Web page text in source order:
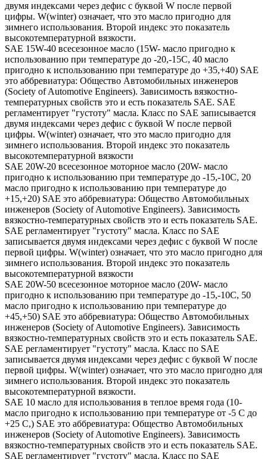
двумя индексами через дефис с буквой W после первой
цифры. W(winter) означает, что это масло пригодно для
зимнего использования. Второй индекс это показатель
высокотемпературной вязкости.
SAE 15W-40 всесезонное масло (15W- масло пригодно к
использованию при температуре до -20,-15С, 40 масло
пригодно к использованию при температуре до +35,+40) SAE
это аббревиатура: Общество Автомобильных инженеров
(Society of Automotive Engineers). Зависимость вязкостно-
температурных свойств это и есть показатель SAE. SAE
регламентирует "густоту" масла. Класс по SAE записывается
двумя индексами через дефис с буквой W после первой
цифры. W(winter) означает, что это масло пригодно для
зимнего использования. Второй индекс это показатель
высокотемпературной вязкости
SAE 20W-20 всесезонное моторное масло (20W- масло
пригодно к использованию при температуре до -15,-10С, 20
масло пригодно к использованию при температуре до
+15,+20) SAE это аббревиатура: Общество Автомобильных
инженеров (Society of Automotive Engineers). Зависимость
вязкостно-температурных свойств это и есть показатель SAE.
SAE регламентирует "густоту" масла. Класс по SAE
записывается двумя индексами через дефис с буквой W после
первой цифры. W(winter) означает, что это масло пригодно для
зимнего использования. Второй индекс это показатель
высокотемпературной вязкости
SAE 20W-50 всесезонное моторное масло (20W- масло
пригодно к использованию при температуре до -15,-10С, 50
масло пригодно к использованию при температуре до
+45,+50) SAE это аббревиатура: Общество Автомобильных
инженеров (Society of Automotive Engineers). Зависимость
вязкостно-температурных свойств это и есть показатель SAE.
SAE регламентирует "густоту" масла. Класс по SAE
записывается двумя индексами через дефис с буквой W после
первой цифры. W(winter) означает, что это масло пригодно для
зимнего использования. Второй индекс это показатель
высокотемпературной вязкости.
SAE 10 масло для использования в теплое время года (10-
масло пригодно к использованию при температуре от -5 С до
+25 С,) SAE это аббревиатура: Общество Автомобильных
инженеров (Society of Automotive Engineers). Зависимость
вязкостно-температурных свойств это и есть показатель SAE.
SAE регламентирует "густоту" масла. Класс по SAE